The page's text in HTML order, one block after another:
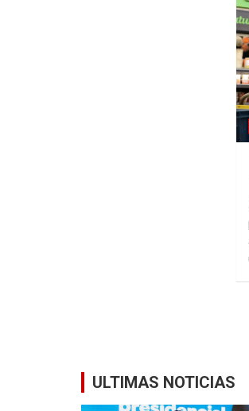
ULTIMAS NOTICIAS